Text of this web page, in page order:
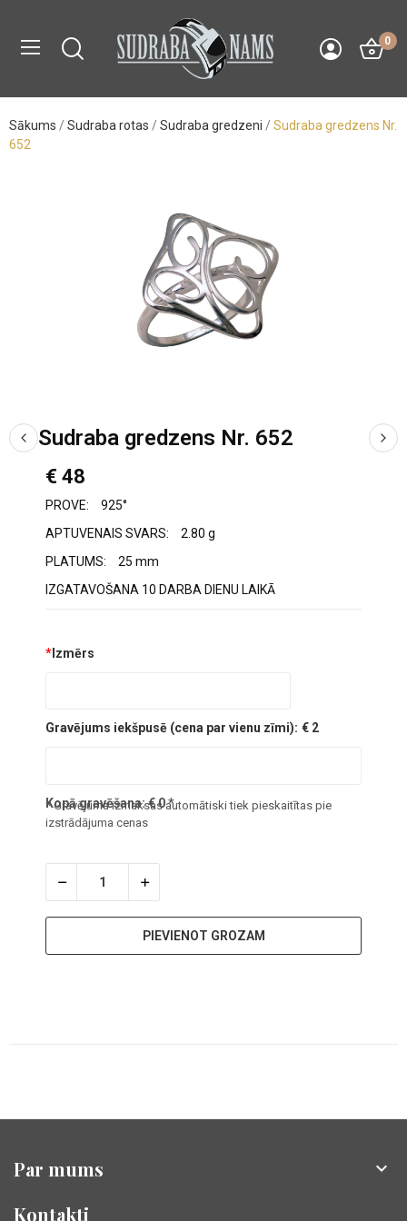
0
Sākums Sudraba rotas Sudraba gredzeni
Sudraba gredzens Nr.
652
Sudraba gredzens Nr. 652
€ 48
PROVE:
925°
APTUVENAIS SVARS:
2.80 g
PLATUMS:
25 mm
IZGATAVOŠANA 10 DARBA DIENU LAIKĀ
* Izmērs
Gravējums iekšpusē (cena par vienu zīmi): € 2
Kopā gravēšana:€0*
* Gravējuma izmaksas automātiski tiek pieskaitītas pie
izstrādājuma cenas
PIEVIENOT GROZAM
Par mums 
Kontakti